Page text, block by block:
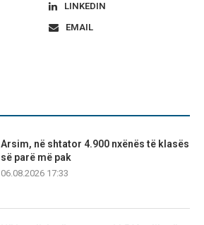
LINKEDIN
EMAIL
Arsim, në shtator 4.900 nxënës të klasës
së parë më pak
06.08.2026 17:33